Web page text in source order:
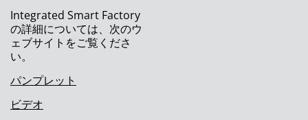
ア
Waldemar Christen、 ASM SMT ソリューショ
ASMパシフィックテクノロジー、インターネプ
Integrated Smart Factory
の詳細については、次のウ
ェブサイトをご覧くださ
い。
パンプレット
ビデオ